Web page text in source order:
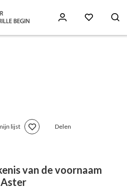
lijst Delen
van de voornaam
Aster